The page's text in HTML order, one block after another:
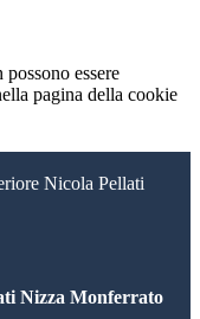
essere
pagina della cookie
Nicola Pellati
Nizza Monferrato